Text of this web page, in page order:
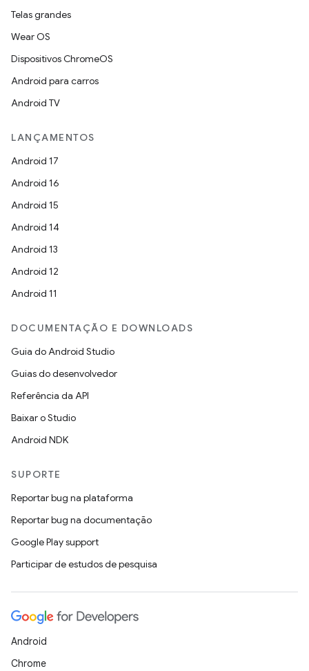
Telas grandes
Wear OS
Dispositivos ChromeOS
Android para carros
Android TV
LANÇAMENTOS
Android 17
Android 16
Android 15
Android 14
Android 13
Android 12
Android 11
DOCUMENTAÇÃO E DOWNLOADS
Guia do Android Studio
Guias do desenvolvedor
Referência da API
Baixar o Studio
Android NDK
SUPORTE
Reportar bug na plataforma
Reportar bug na documentação
Google Play support
Participar de estudos de pesquisa
Android
Chrome